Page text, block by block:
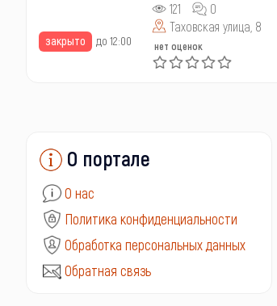
закрыто до 12:00
121
0
Таховская улица, 8
нет оценок
О портале
О нас
Политика конфиденциальности
Обработка персональных данных
Обратная связь